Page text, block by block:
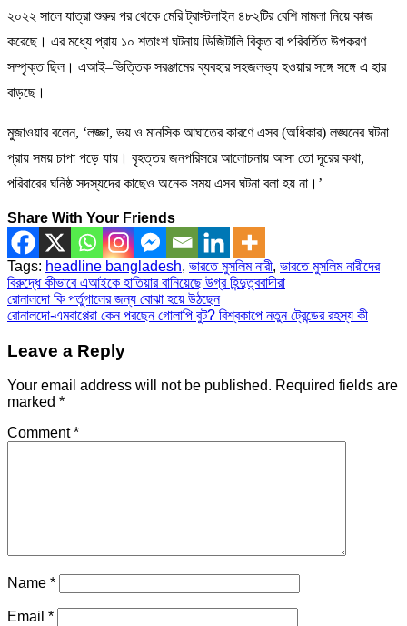
২০২২ সালে যাত্রা শুরুর পর থেকে মেরি ট্রাস্টলাইন ৪৮২টির বেশি মামলা নিয়ে কাজ
করেছে। এর মধ্যে প্রায় ১০ শতাংশ ঘটনায় ডিজিটালি বিকৃত বা পরিবর্তিত উপকরণ
সম্পৃক্ত ছিল। এআই–ভিত্তিক সরঞ্জামের ব্যবহার সহজলভ্য হওয়ার সঙ্গে সঙ্গে এ হার
বাড়ছে।
মুজাওয়ার বলেন, ‘লজ্জা, ভয় ও মানসিক আঘাতের কারণে এসব (অধিকার) লঙ্ঘনের ঘটনা
প্রায় সময় চাপা পড়ে যায়। বৃহত্তর জনপরিসরে আলোচনায় আসা তো দূরের কথা,
পরিবারের ঘনিষ্ঠ সদস্যদের কাছেও অনেক সময় এসব ঘটনা বলা হয় না।’
Share With Your Friends
Tags: headline bangladesh, ভারতে মুসলিম নারী, ভারতে মুসলিম নারীদের
বিরুদ্ধে কীভাবে এআইকে হাতিয়ার বানিয়েছে উগ্র হিন্দুত্ববাদীরা
Post
navigation
রোনালদো কি পর্তুগালের জন্য বোঝা হয়ে উঠছেন
রোনালদো-এমবাপ্পেরা কেন পরছেন গোলাপি বুট? বিশ্বকাপে নতুন ট্রেন্ডের রহস্য কী
Leave a Reply
Your email address will not be published. Required fields are
marked *
Comment*
Name *
Email *